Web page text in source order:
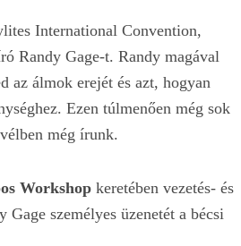
International Convention,
Randy Gage-t. Randy magával
az álmok erejét és azt, hogyan
Ezen túlmenően még sok
még írunk.
Workshop keretében vezetés- és
személyes üzenetét a bécsi